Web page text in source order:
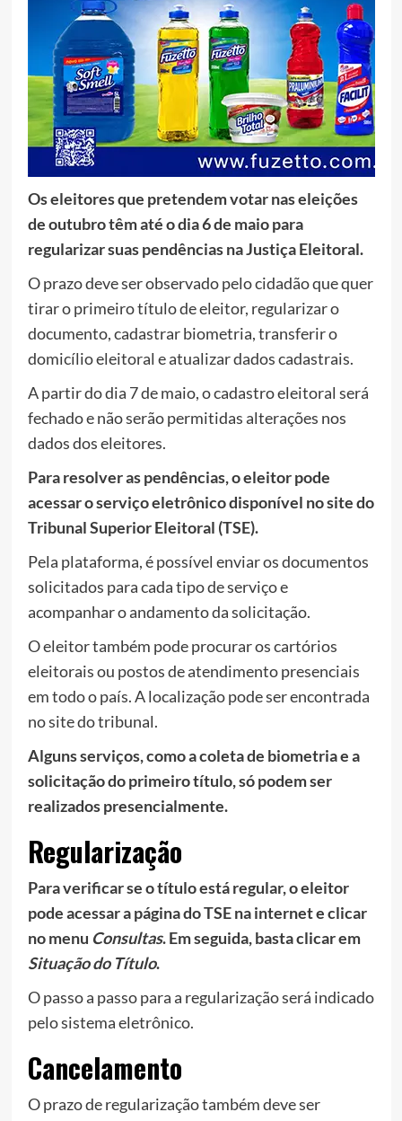
Os eleitores que pretendem votar nas eleições
de outubro têm até o dia 6 de maio para
regularizar suas pendências na Justiça Eleitoral.
O prazo deve ser observado pelo cidadão que quer
tirar o primeiro título de eleitor, regularizar o
documento, cadastrar biometria, transferir o
domicílio eleitoral e atualizar dados cadastrais.
A partir do dia 7 de maio, o cadastro eleitoral será
fechado e não serão permitidas alterações nos
dados dos eleitores.
Para resolver as pendências, o eleitor pode
acessar o serviço eletrônico disponível no site do
Tribunal Superior Eleitoral (TSE).
Pela plataforma, é possível enviar os documentos
solicitados para cada tipo de serviço e
acompanhar o andamento da solicitação.
O eleitor também pode procurar os cartórios
eleitorais ou postos de atendimento presenciais
em todo o país. A localização pode ser encontrada
no site do tribunal.
Alguns serviços, como a coleta de biometria e a
solicitação do primeiro título, só podem ser
realizados presencialmente.
Regularização
Para verificar se o título está regular, o eleitor
pode acessar a página do TSE na internet e clicar
no menu Consultas. Em seguida, basta clicar em
Situação do Título.
O passo a passo para a regularização será indicado
pelo sistema eletrônico.
Cancelamento
O prazo de regularização também deve ser